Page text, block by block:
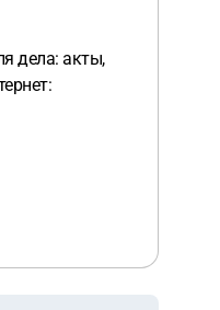
дела: акты,